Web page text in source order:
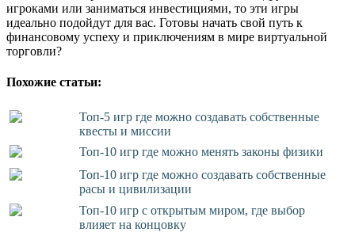
игроками или заниматься инвестициями, то эти игры
идеально подойдут для вас. Готовы начать свой путь к
финансовому успеху и приключениям в мире виртуальной
торговли?
Похожие статьи:
Топ-5 игр где можно создавать собственные
квесты и миссии
Топ-10 игр где можно менять законы физики
Топ-10 игр где можно создавать собственные
расы и цивилизации
Топ-10 игр с открытым миром, где выбор
влияет на концовку